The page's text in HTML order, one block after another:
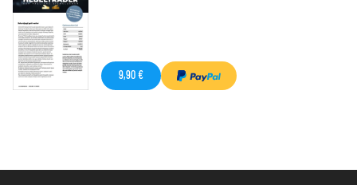
9,90 €